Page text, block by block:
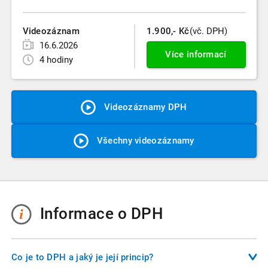
Videozáznam
16.6.2026
4 hodiny
1.900,- Kč(vč. DPH)
Více informací
Videozáznamy DPH
Všechny videozáznamy
Informace o DPH
Co je to DPH a jaký je její princip?